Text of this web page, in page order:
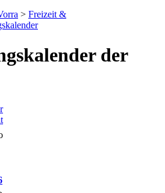
> Freizeit &
der